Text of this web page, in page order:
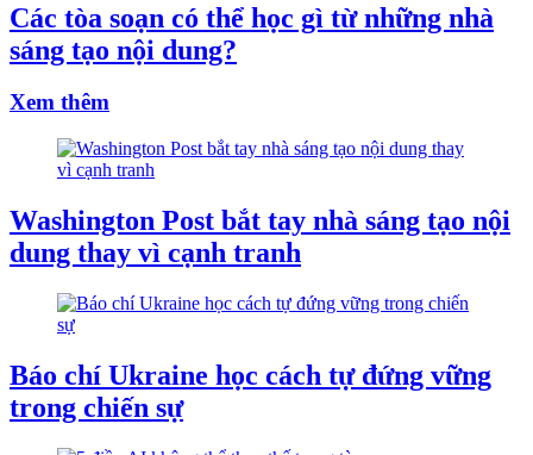
Các tòa soạn có thể học gì từ những nhà
sáng tạo nội dung?
Xem thêm
Washington Post bắt tay nhà sáng tạo nội
dung thay vì cạnh tranh
Báo chí Ukraine học cách tự đứng vững
trong chiến sự